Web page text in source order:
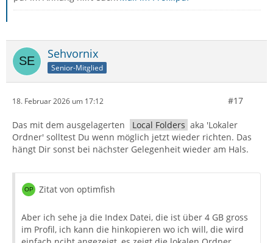
Sehvornix
Senior-Mitglied
18. Februar 2026 um 17:12 #17
Das mit dem ausgelagerten Local Folders aka 'Lokaler
Ordner' solltest Du wenn möglich jetzt wieder richten. Das
hängt Dir sonst bei nächster Gelegenheit wieder am Hals.
Zitat von optimfish
Aber ich sehe ja die Index Datei, die ist über 4 GB gross
im Profil, ich kann die hinkopieren wo ich will, die wird